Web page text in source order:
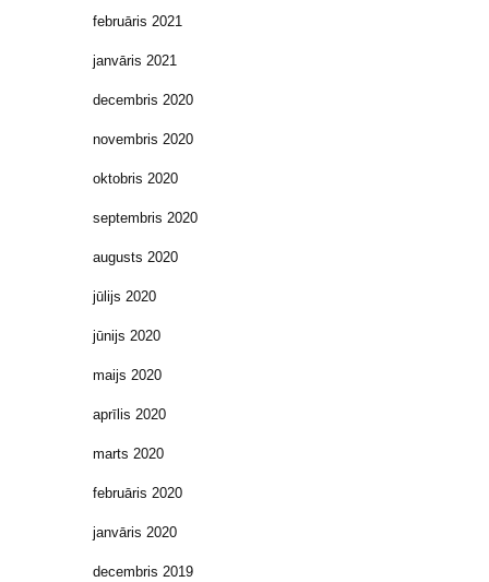
februāris 2021
janvāris 2021
decembris 2020
novembris 2020
oktobris 2020
septembris 2020
augusts 2020
jūlijs 2020
jūnijs 2020
maijs 2020
aprīlis 2020
marts 2020
februāris 2020
janvāris 2020
decembris 2019